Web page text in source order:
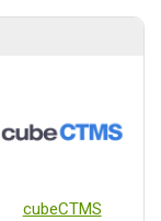
cubeCTMS